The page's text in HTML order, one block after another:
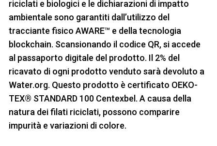
riciclati e biologici e le dichiarazioni di impatto
ambientale sono garantiti dall’utilizzo del
tracciante fisico AWARE™ e della tecnologia
blockchain. Scansionando il codice QR, si accede
al passaporto digitale del prodotto. Il 2% del
ricavato di ogni prodotto venduto sarà devoluto a
Water.org. Questo prodotto è certificato OEKO-
TEX® STANDARD 100 Centexbel. A causa della
natura dei filati riciclati, possono comparire
impurità e variazioni di colore.